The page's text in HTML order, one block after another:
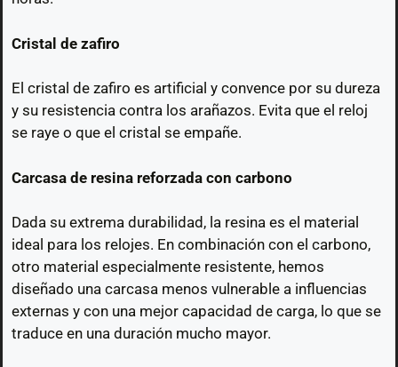
Cristal de zafiro
El cristal de zafiro es artificial y convence por su dureza
y su resistencia contra los arañazos. Evita que el reloj
se raye o que el cristal se empañe.
Carcasa de resina reforzada con carbono
Dada su extrema durabilidad, la resina es el material
ideal para los relojes. En combinación con el carbono,
otro material especialmente resistente, hemos
diseñado una carcasa menos vulnerable a influencias
externas y con una mejor capacidad de carga, lo que se
traduce en una duración mucho mayor.